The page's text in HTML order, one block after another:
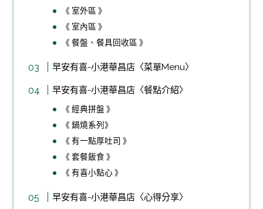
《 室外區 》
《 室內區 》
《 餐盤、餐具回收區 》
早安有喜-小港華昌店〈菜單Menu〉
早安有喜-小港華昌店〈餐點介紹〉
《 經典拼盤 》
《 鍋燒系列》
《 有一點厚吐司 》
《 套餐飯食 》
《 有喜小點心 》
早安有喜-小港華昌店〈心得分享〉